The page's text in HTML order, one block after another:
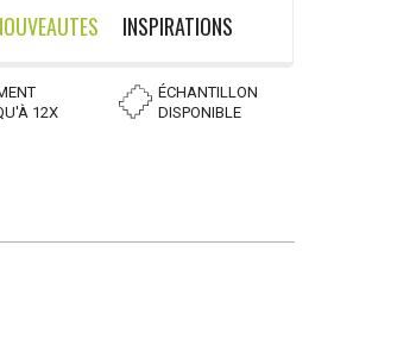
INSPIRATIONS
12X
ÉCHANTILLON
DISPONIBLE